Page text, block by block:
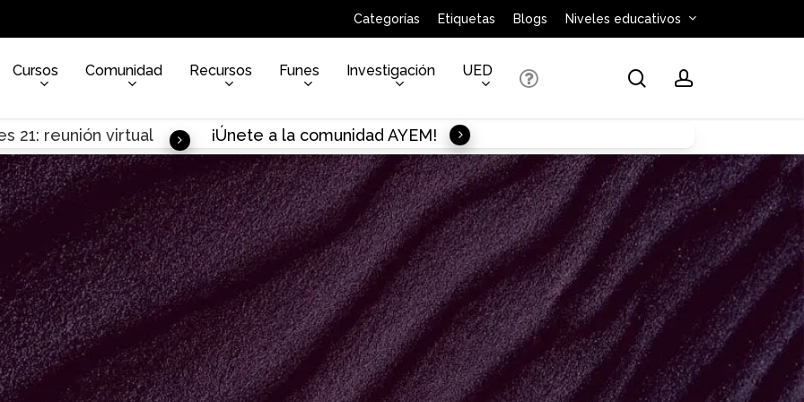
Categorías Etiquetas Blogs Niveles educativos
Cursos Comunidad Recursos Funes Investigación UED searchaccount
21: reunión virtual ¡Únete a la comunidad AYEM!